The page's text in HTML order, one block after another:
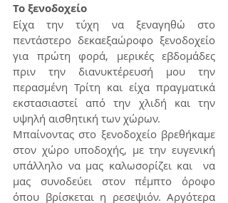
Το ξενοδοχείο
Είχα την τύχη να ξεναγηθώ στο
πεντάστερο δεκαεξαώροφο ξενοδοχείο
για πρώτη φορά, μερικές εβδομάδες
πριν την διανυκτέρευσή μου την
περασμένη Τρίτη και είχα πραγματικά
εκστασιαστεί από την χλιδή και την
υψηλή αισθητική των χώρων.
Μπαίνοντας στο ξενοδοχείο βρεθήκαμε
στον χώρο υποδοχής, με την ευγενική
υπάλληλο να μας καλωσορίζει και  να
μας συνοδεύει στον πέμπτο όροφο
όπου βρίσκεται η ρεσεψιόν. Αργότερα